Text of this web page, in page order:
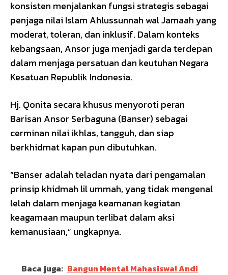
konsisten menjalankan fungsi strategis sebagai
penjaga nilai Islam Ahlussunnah wal Jamaah yang
moderat, toleran, dan inklusif. Dalam konteks
kebangsaan, Ansor juga menjadi garda terdepan
dalam menjaga persatuan dan keutuhan Negara
Kesatuan Republik Indonesia.
Hj. Qonita secara khusus menyoroti peran
Barisan Ansor Serbaguna (Banser) sebagai
cerminan nilai ikhlas, tangguh, dan siap
berkhidmat kapan pun dibutuhkan.
“Banser adalah teladan nyata dari pengamalan
prinsip khidmah lil ummah, yang tidak mengenal
lelah dalam menjaga keamanan kegiatan
keagamaan maupun terlibat dalam aksi
kemanusiaan,” ungkapnya.
Baca juga: Bangun Mental Mahasiswa! Andi